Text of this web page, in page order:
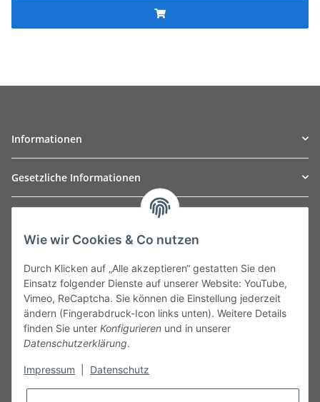
Informationen
Gesetzliche Informationen
Leibnizstraße 2a
Germany
Phone:+49 40 5287270
Fax:+49 40 5281050
Email:sales@tow-automotive.de
Wie wir Cookies & Co nutzen
Durch Klicken auf „Alle akzeptieren“ gestatten Sie den
Einsatz folgender Dienste auf unserer Website: YouTube,
Vimeo, ReCaptcha. Sie können die Einstellung jederzeit
ändern (Fingerabdruck-Icon links unten). Weitere Details
finden Sie unter Konfigurieren und in unserer
Datenschutzerklärung.
Impressum Datenschutz